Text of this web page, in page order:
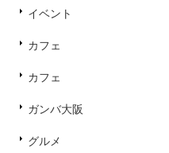
イベント
カフェ
カフェ
ガンバ大阪
グルメ